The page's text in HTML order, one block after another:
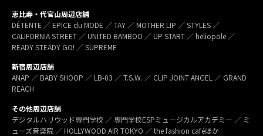
恵比寿・代官山周辺店舗
DÉTENTE ／ EPICE du MODE ／ TAY ／ MOTHER LIP ／ STYLES ／
CALIFORNIA STREET ／ UNITED BAMBOO ／ UP START ／ heliopole ／
READY STEADY GO! ／ SUPREME
新宿周辺店舗
ANAP ／ BABY SHOOP ／ LB-03 ／ T.S.W. ／ CLIP JOINT ANGEL ／ GRAND
REACH
その他周辺店舗
デジタルハリウッド専門学校 ／ 専門学校ESPミュージカルアカデミー ／ ミ
ューズ音楽院 ／ HOLLYWOOD AIR TOKYO ／ the fashion caféほか